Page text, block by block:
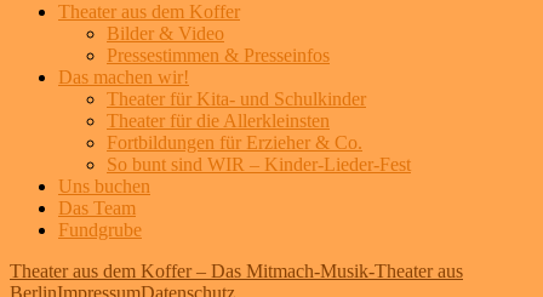
Theater aus dem Koffer
Bilder & Video
Pressestimmen & Presseinfos
Das machen wir!
Theater für Kita- und Schulkinder
Theater für die Allerkleinsten
Fortbildungen für Erzieher & Co.
So bunt sind WIR – Kinder-Lieder-Fest
Uns buchen
Das Team
Fundgrube
Theater aus dem Koffer – Das Mitmach-Musik-Theater aus
BerlinImpressumDatenschutz